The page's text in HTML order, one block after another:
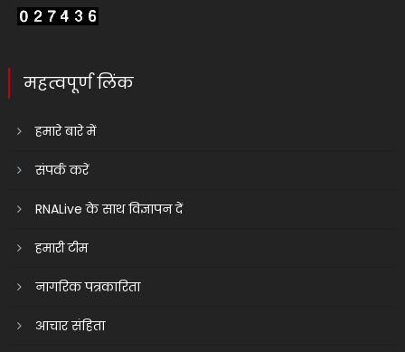
महत्वपूर्ण लिंक
हमारे बारे में
संपर्क करें
RNALive के साथ विज्ञापन दें
हमारी टीम
नागरिक पत्रकारिता
आचार संहिता